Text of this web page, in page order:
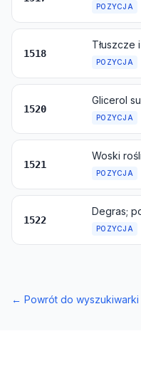
POZYCJA
1518
POZYCJA
1520
POZYCJA
1521
POZYCJA
1522
POZYCJA
← Powrót do wyszukiwarki